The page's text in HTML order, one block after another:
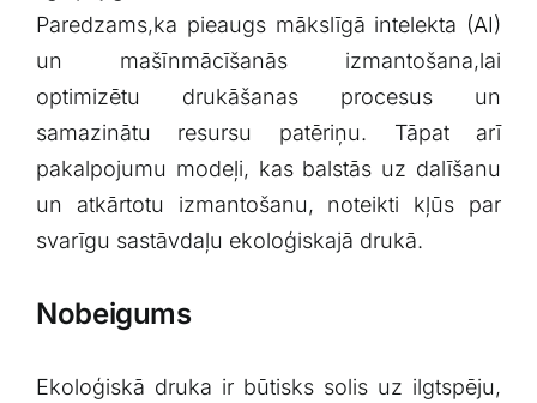
Paredzams,ka pieaugs mākslīgā intelekta (AI)
un ⁤mašīnmācīšanās izmantošana,lai
optimizētu ‌drukāšanas procesus ⁢un
samazinātu resursu⁢ patēriņu. Tāpat arī
pakalpojumu modeļi, kas balstās ⁣uz dalīšanu
un atkārtotu izmantošanu, ​noteikti kļūs par
svarīgu sastāvdaļu ekoloģiskajā drukā.
Nobeigums
Ekoloģiskā ⁣druka ir ⁢būtisks solis uz ​ilgtspēju,